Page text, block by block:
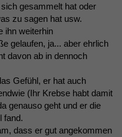
gesammelt hat oder
zu sagen hat usw.
ihn weiterhin
gelaufen, ja... aber ehrlich
davon ab in dennoch
Gefühl, er hat auch
(Ihr Krebse habt damit
genauso geht und er die
fand.
dass er gut angekommen